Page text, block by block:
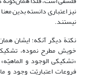
نیز اعتباری دانسته بدین
نیستند.
نکتة دیگر آنکه؛ ایشان
خویش مطرح نموده،
«تشکیکی الوجود و
فروعات اعتباریّت وجود و